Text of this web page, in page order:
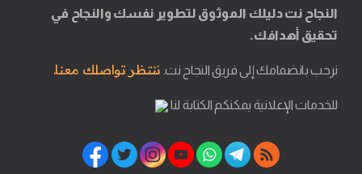
النجاح نت دليلك الموثوق لتطوير نفسك والنجاح في
تحقيق أهدافك.
نرحب بانضمامك إلى فريق النجاح نت. ننتظر تواصلك معنا.
للخدمات الإعلانية يمكنكم الكتابة لنا